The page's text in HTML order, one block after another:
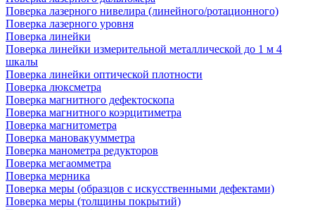
Поверка лазерного нивелира (линейного/ротационного)
Поверка лазерного уровня
Поверка линейки
Поверка линейки измерительной металлической до 1 м 4
шкалы
Поверка линейки оптической плотности
Поверка люксметра
Поверка магнитного дефектоскопа
Поверка магнитного коэрцитиметра
Поверка магнитометра
Поверка мановакуумметра
Поверка манометра редукторов
Поверка мегаомметра
Поверка мерника
Поверка меры (образцов с искусственными дефектами)
Поверка меры (толщины покрытий)